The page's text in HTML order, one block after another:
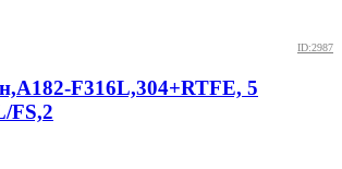
ID:2987
F316L,304+RTFE, 5
FS,2